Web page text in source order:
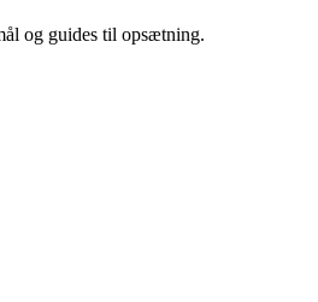
og guides til opsætning.